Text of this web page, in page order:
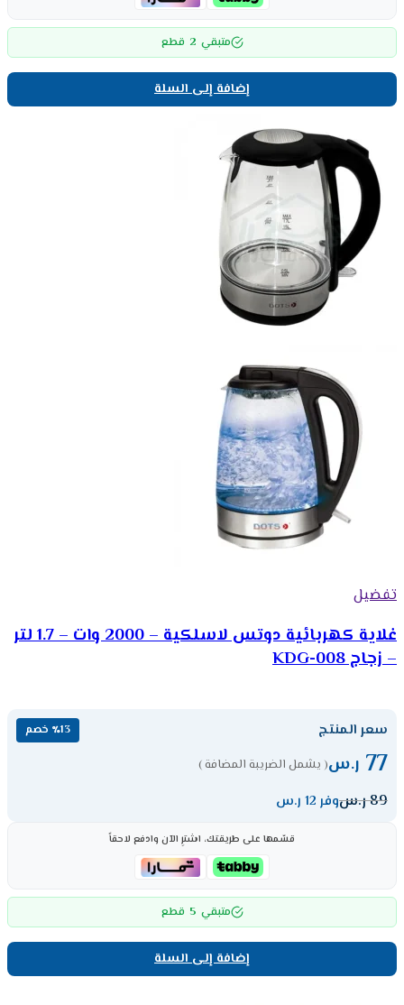
متبقي 2 قطع
إضافة إلى السلة
تفضيل
غلاية كهربائية دوتس لاسلكية – 2000 وات – 1.7 لتر
– زجاج KDG-008
سعر المنتج ٪13 خصم
77 ر.س( يشمل الضريبة المضافة )
89ر.سوفر 12 ر.س
قسّمها على طريقتك، اشترِ الآن وادفع لاحقاً
متبقي 5 قطع
إضافة إلى السلة